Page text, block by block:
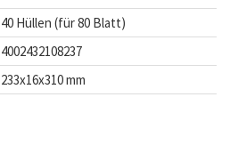
40 Hüllen (für 80 Blatt)
4002432108237
233x16x310 mm